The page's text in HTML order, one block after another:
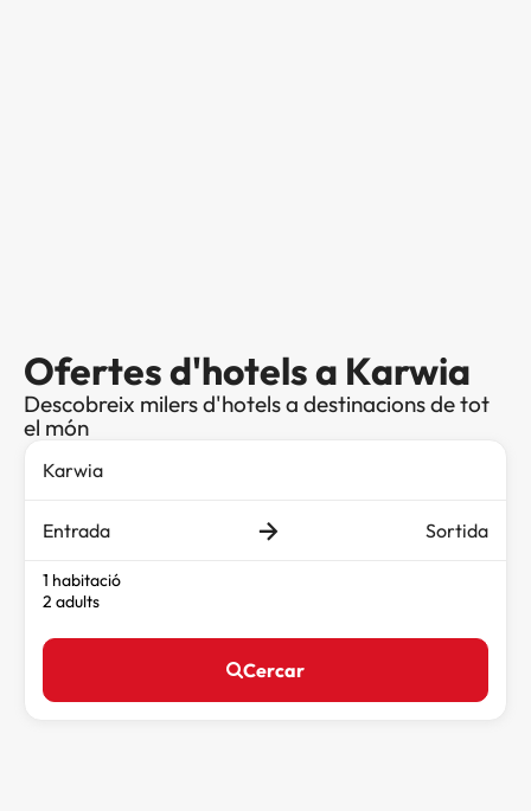
Ofertes d'hotels a Karwia
Descobreix milers d'hotels a destinacions de tot
el món
Entrada Sortida
1 habitació
2 adults
Cercar